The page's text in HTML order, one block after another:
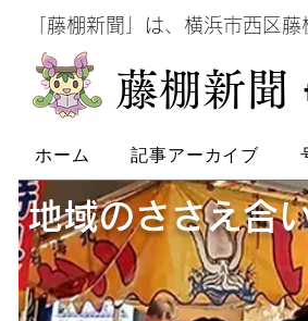
「藤棚新聞」は、横浜市西区
​藤棚新聞
ホーム 記事アーカイブ
地域のささえ合